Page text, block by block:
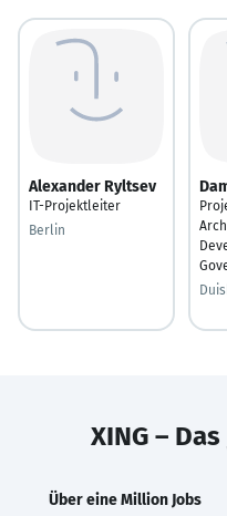
Alexander Ryltsev
IT-Projektleiter
Berlin
XING –
Über eine Million Jobs